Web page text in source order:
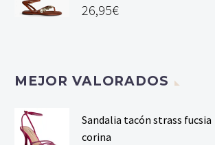
26,95€
MEJOR VALORADOS
Sandalia tacón strass fucsia
corina